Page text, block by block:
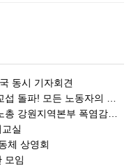
동시 기자회견
기본권 쟁취! 민주노총 7.15 총파업대회
본부 폭염감시단 선포 기자회견
실
체 상영회
모임